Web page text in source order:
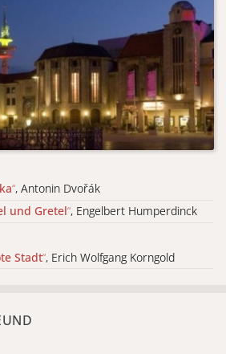
“, Antonin Dvořák
und Gretel“, Engelbert Humperdinck
Stadt“, Erich Wolfgang Korngold